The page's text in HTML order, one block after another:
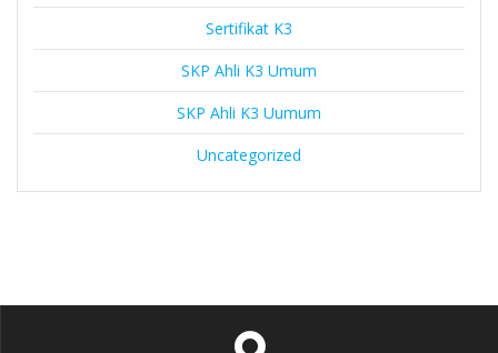
Sertifikat K3
SKP Ahli K3 Umum
SKP Ahli K3 Uumum
Uncategorized